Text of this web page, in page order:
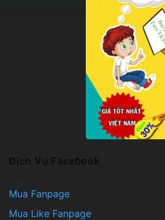
Dịch Vụ Facebook
Mua Fanpage
Mua Like Fanpage